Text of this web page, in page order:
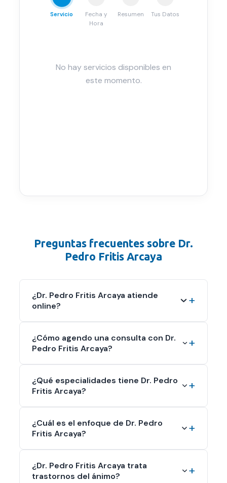
Servicio
Fecha y
Hora
Resumen Tus Datos
No hay servicios disponibles en
este momento.
Preguntas frecuentes sobre Dr.
Pedro Fritis Arcaya
¿Dr. Pedro Fritis Arcaya atiende
online?
¿Cómo agendo una consulta con Dr.
Pedro Fritis Arcaya?
¿Qué especialidades tiene Dr. Pedro
Fritis Arcaya?
¿Cuál es el enfoque de Dr. Pedro
Fritis Arcaya?
¿Dr. Pedro Fritis Arcaya trata
trastornos del ánimo?